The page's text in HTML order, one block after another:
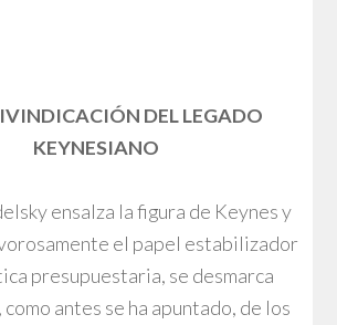
DEL LEGADO
KEYNESIANO
ensalza la figura de Keynes y
el papel estabilizador
presupuestaria, se desmarca
antes se ha apuntado, de los